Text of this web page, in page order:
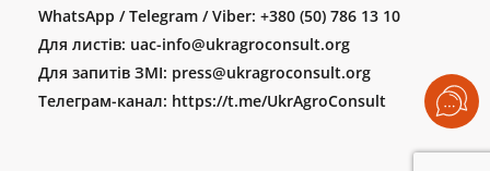
WhatsApp / Telegram / Viber: +380 (50) 786 13 10
Для листів: uac-info@ukragroconsult.org
Для запитів ЗМІ: press@ukragroconsult.org
Телеграм-канал: https://t.me/UkrAgroConsult